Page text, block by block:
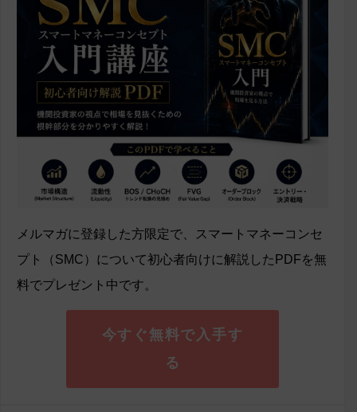
メルマガに登録した方限定で、スマートマネーコンセ
プト（SMC）について初心者向けに解説したPDFを無
料でプレゼント中です。
今すぐ無料で入手す
る